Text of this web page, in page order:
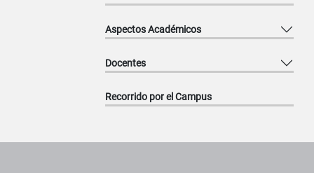
Aspectos Académicos
Docentes
Recorrido por el Campus